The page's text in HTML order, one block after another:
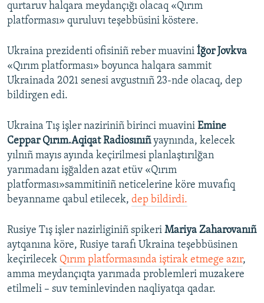
qurtaruv halqara meydançığı olacaq «Qırım
platforması» quruluvı teşebbüsini köstere.
Ukraina prezidenti ofisiniñ reber muavini İğor Jovkva
«Qırım platforması» boyunca halqara sammit
Ukrainada 2021 senesi avgustnıñ 23-nde olacaq, dep
bildirgen edi.
Ukraina Tış işler naziriniñ birinci muavini Emine
Ceppar Qırım.Aqiqat Radiosınıñyaynında, kelecek
yılnıñ mayıs ayında keçirilmesi planlaştırılğan
yarımadanı işğalden azat etüv «Qırım
platforması»sammitiniñ neticelerine köre muvafıq
beyanname qabul etilecek, dep bildirdi.
Rusiye Tış işler nazirliginiñ spikeri Mariya Zaharovanıñ
aytqanına köre, Rusiye tarafı Ukraina teşebbüsinen
keçirilecek Qırım platformasında iştirak etmege azır,
amma meydançıqta yarımada problemleri muzakere
etilmeli – suv teminlevinden naqliyatqa qadar.